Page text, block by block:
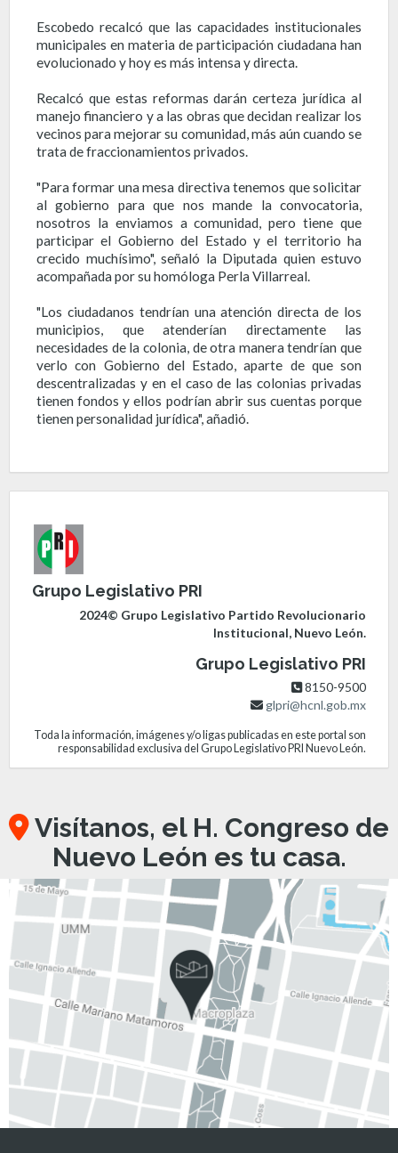
Escobedo recalcó que las capacidades institucionales
municipales en materia de participación ciudadana han
evolucionado y hoy es más intensa y directa.
Recalcó que estas reformas darán certeza jurídica al
manejo financiero y a las obras que decidan realizar los
vecinos para mejorar su comunidad, más aún cuando se
trata de fraccionamientos privados.
"Para formar una mesa directiva tenemos que solicitar
al gobierno para que nos mande la convocatoria,
nosotros la enviamos a comunidad, pero tiene que
participar el Gobierno del Estado y el territorio ha
crecido muchísimo", señaló la Diputada quien estuvo
acompañada por su homóloga Perla Villarreal.
"Los ciudadanos tendrían una atención directa de los
municipios, que atenderían directamente las
necesidades de la colonia, de otra manera tendrían que
verlo con Gobierno del Estado, aparte de que son
descentralizadas y en el caso de las colonias privadas
tienen fondos y ellos podrían abrir sus cuentas porque
tienen personalidad jurídica", añadió.
Grupo Legislativo PRI
2024© Grupo Legislativo Partido Revolucionario
Institucional, Nuevo León.
Grupo Legislativo PRI
8150-9500
glpri@hcnl.gob.mx
Toda la información, imágenes y/o ligas publicadas en este portal son
responsabilidad exclusiva del Grupo Legislativo PRI Nuevo León.
Visítanos, el H. Congreso de
Nuevo León es tu casa.